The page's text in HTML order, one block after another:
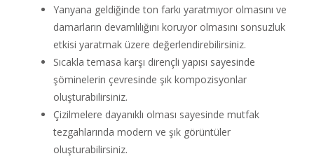
Yanyana geldiğinde ton farkı yaratmıyor olmasını ve
damarların devamlılığını koruyor olmasını sonsuzluk
etkisi yaratmak üzere değerlendirebilirsiniz.
Sıcakla temasa karşı dirençli yapısı sayesinde
şöminelerin çevresinde şık kompozisyonlar
oluşturabilirsiniz.
Çizilmelere dayanıklı olması sayesinde mutfak
tezgahlarında modern ve şık görüntüler
oluşturabilirsiniz.